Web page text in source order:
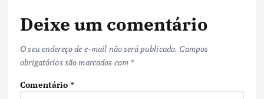
Deixe um comentário
O seu endereço de e-mail não será publicado. Campos
obrigatórios são marcados com *
Comentário *